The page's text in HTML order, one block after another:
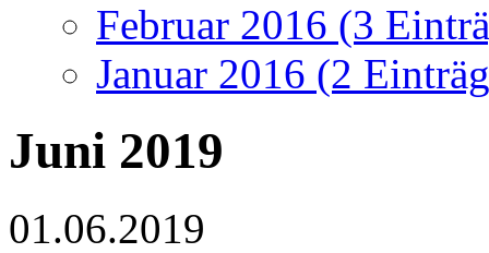
Februar 2016 (3
Januar 2016 (2
Juni 2019
01.06.2019